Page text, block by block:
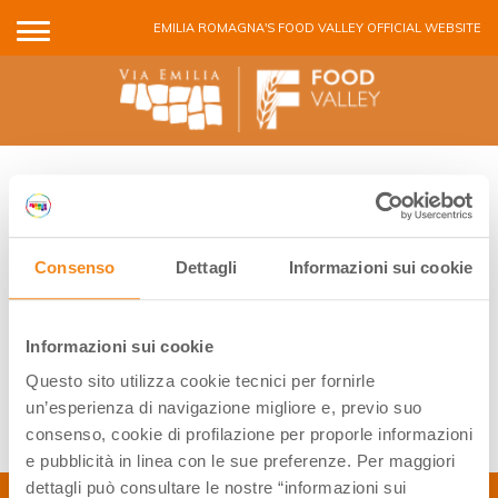
Consenso Dettagli Informazioni sui cookie
Informazioni sui cookie
Questo sito utilizza cookie tecnici per fornirle
un’esperienza di navigazione migliore e, previo suo
consenso, cookie di profilazione per proporle informazioni
e pubblicità in linea con le sue preferenze. Per maggiori
dettagli può consultare le nostre “informazioni sui
EMILIA ROMAGNA'S FOOD VALLEY OFFICIAL WEBSITE
FOOD VALLEY EVENTS
No events found